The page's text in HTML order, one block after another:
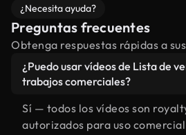
¿Necesita ayuda?
Preguntas frecuentes
Obtenga respuestas rápidas a
¿Puedo usar vídeos de Lista de
trabajos comerciales?
Sí — todos los vídeos son
autorizados para uso